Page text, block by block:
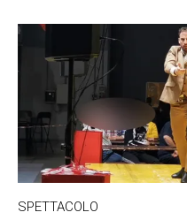
SPETTACOLO